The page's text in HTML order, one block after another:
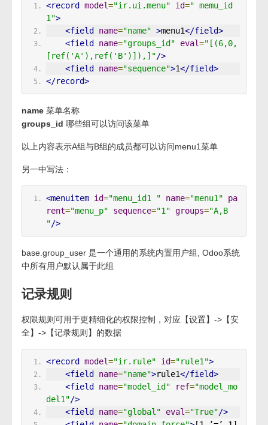
<record model="ir.ui.menu" id=" memu_id
1">
<field
name="name" >menu1</field>
<field
name="groups_id" eval="[(6,0,
[ref('A'),ref('B')]),]"/>
<field
name="sequence">1</field>
</record>
name 菜单名称
groups_id 哪些组可以访问该菜单
以上内容表示A组与B组的成员都可以访问menu1菜单
另一中写法：
<menuitem id="menu_id1 " name="menu1"
pa
rent="menu_p" sequence="1" groups="A,B
"/>
base.group_user 是一个通用的系统内置用户组, Odoo系统
中所有用户默认属于此组
记录规则
权限规则可用于更精细化的权限控制，对应【设置】->【安
全】->【记录规则】的数据
<record model="ir.rule" id="rule1">
<field
name="name">rule1</field>
<field
name="model_id" ref="model_mo
del1"/>
<field
name="global" eval="True"/>